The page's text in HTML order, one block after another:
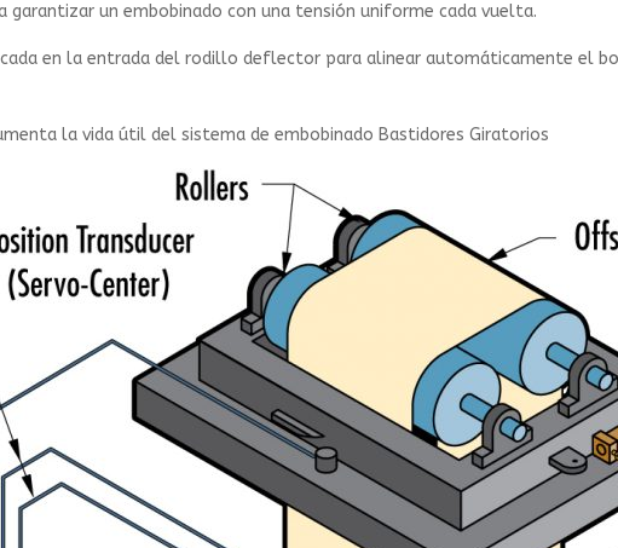
garantizar un embobinado con una tensión uniforme cada vuelta.
en la entrada del rodillo deflector para alinear automáticamente el
la vida útil del sistema de embobinado Bastidores Giratorios